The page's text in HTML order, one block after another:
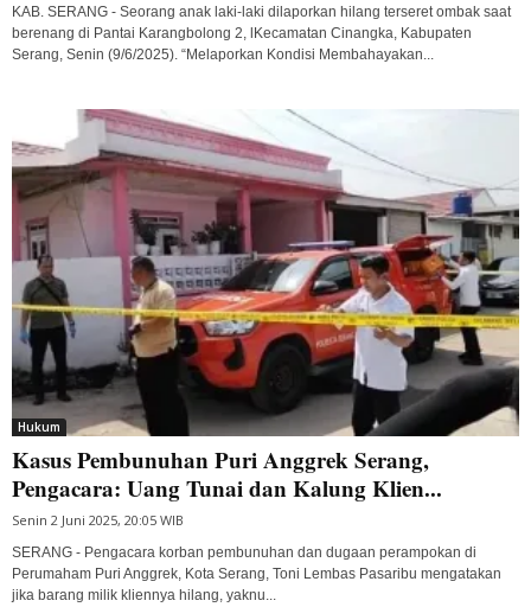
KAB. SERANG - Seorang anak laki-laki dilaporkan hilang terseret ombak saat
berenang di Pantai Karangbolong 2, lKecamatan Cinangka, Kabupaten
Serang, Senin (9/6/2025). “Melaporkan Kondisi Membahayakan...
Hukum
Kasus Pembunuhan Puri Anggrek Serang,
Pengacara: Uang Tunai dan Kalung Klien...
Senin 2 Juni 2025, 20:05 WIB
SERANG - Pengacara korban pembunuhan dan dugaan perampokan di
Perumaham Puri Anggrek, Kota Serang, Toni Lembas Pasaribu mengatakan
jika barang milik kliennya hilang, yaknu...